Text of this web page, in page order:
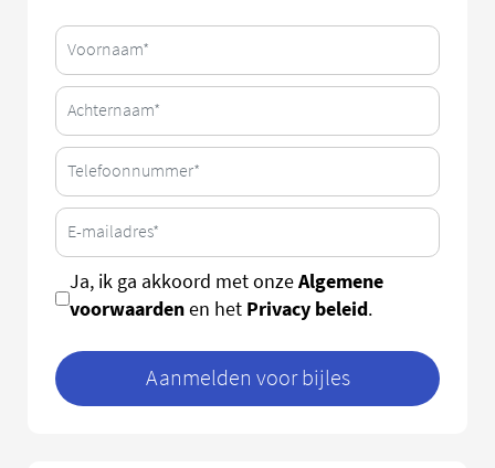
Ja, ik ga akkoord met onzeAlgemene
voorwaardenen het Privacy beleid.
Aanmelden voor bijles